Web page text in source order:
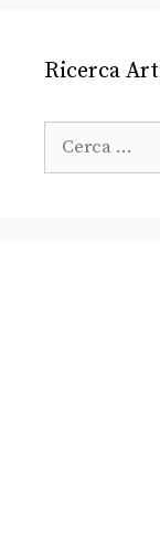
Ricerca